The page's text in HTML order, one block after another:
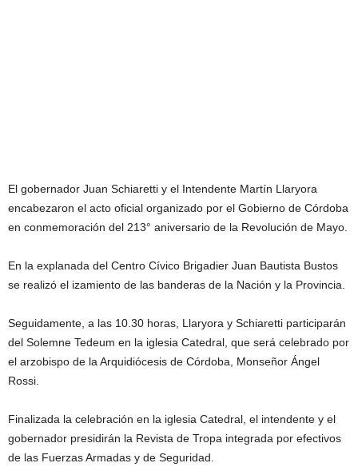
El gobernador Juan Schiaretti y el Intendente Martín Llaryora
encabezaron el acto oficial organizado por el Gobierno de Córdoba
en conmemoración del 213° aniversario de la Revolución de Mayo.
En la explanada del Centro Cívico Brigadier Juan Bautista Bustos
se realizó el izamiento de las banderas de la Nación y la Provincia.
Seguidamente, a las 10.30 horas, Llaryora y Schiaretti participarán
del Solemne Tedeum en la iglesia Catedral, que será celebrado por
el arzobispo de la Arquidiócesis de Córdoba, Monseñor Ángel
Rossi.
Finalizada la celebración en la iglesia Catedral, el intendente y el
gobernador presidirán la Revista de Tropa integrada por efectivos
de las Fuerzas Armadas y de Seguridad.